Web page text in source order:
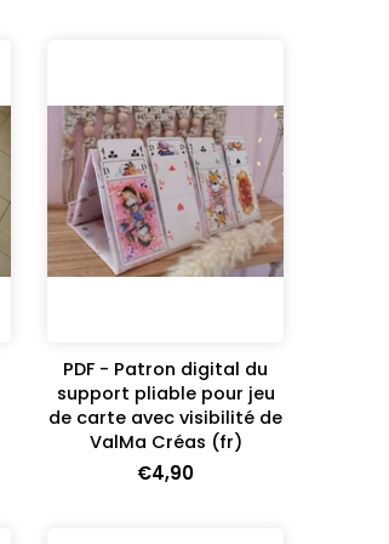
PDF - Patron digital du
support pliable pour jeu
de carte avec visibilité de
ValMa Créas (fr)
€4,90